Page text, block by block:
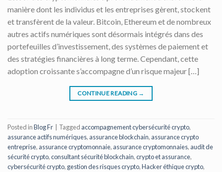
manière dont les individus et les entreprises gèrent, stockent
et transfèrent de la valeur. Bitcoin, Ethereum et de nombreux
autres actifs numériques sont désormais intégrés dans des
portefeuilles d’investissement, des systèmes de paiement et
des stratégies financières à long terme. Cependant, cette
adoption croissante s’accompagne d’un risque majeur […]
CONTINUE READING →
Posted inBlog Fr Tagged accompagnement cybersécurité crypto,
assurance actifs numériques, assurance blockchain, assurance crypto
entreprise, assurance cryptomonnaie, assurance cryptomonnaies, audit de
sécurité crypto,consultant sécurité blockchain,crypto et assurance,
cybersécurité crypto, gestion des risques crypto,Hacker éthique crypto,